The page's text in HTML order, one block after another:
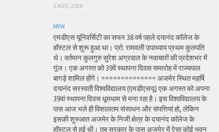
3 AUG, 2026
NEW
एमडीएस यूनिवर्सिटी का सफर 38 वर्ष पहले दयानंद कॉलेज के
हॉस्टल से शुरू हुआ था। प्रो. रामवली उपाध्याय प्रथम कुलपति
थे। वर्तमान कुलगुरु सुरेश अग्रवाल के नवाचारों की प्रदेशभर में
गूंज। एक अगस्त को 39वें स्थापना दिवस समारोह में राज्यपाल
बागड़े शामिल होंगे। ============== अजमेर स्थित महर्षि
दयानंद सरस्वती विश्वविद्यालय (एमडीएसयू) एक अगस्त को अपना
39वां स्थापना दिवस धूमधाम से मना रहा है। इस विश्वविद्यालय के
पास आज भले ही विशालतम संसाधन और संपत्तियां हो, लेकिन
इसकी शुरुआत अजमेर के निजी क्षेत्र के दयानंद कॉलेज के
हॉस्टल से हुई थी। तब सरकार के पास अजमेर में ऐसा कोई भवन